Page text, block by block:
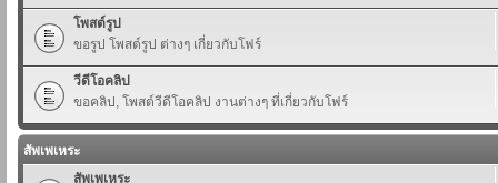
โพสต์รูป
ขอรูป โพสต์รูป ต่างๆ เกี่ยวกับโฟร์
วีดีโอคลิป
ขอคลิป, โพสต์วีดีโอคลิป งานต่างๆ ที่เกี่ยวกับโฟร์
สัพเพเหระ
สัพเพเหระ